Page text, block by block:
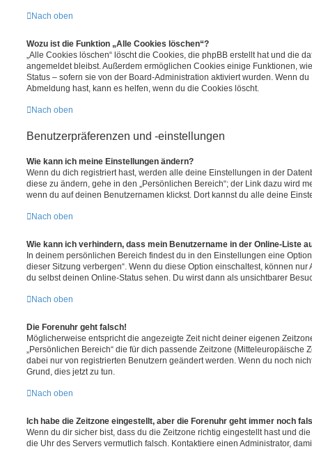
Nach oben
Wozu ist die Funktion „Alle Cookies löschen“?
„Alle Cookies löschen“ löscht die Cookies, die phpBB erstellt hat und die
angemeldet bleibst. Außerdem ermöglichen Cookies einige Funktionen,
Status – sofern sie von der Board-Administration aktiviert wurden. Wenn
Abmeldung hast, kann es helfen, wenn du die Cookies löscht.
Nach oben
Benutzerpräferenzen und -einstellungen
Wie kann ich meine Einstellungen ändern?
Wenn du dich registriert hast, werden alle deine Einstellungen in der
diese zu ändern, gehe in den „Persönlichen Bereich“; der Link dazu wird
wenn du auf deinen Benutzernamen klickst. Dort kannst du alle deine
Nach oben
Wie kann ich verhindern, dass mein Benutzername in der Online-Liste
In deinem persönlichen Bereich findest du in den Einstellungen eine
dieser Sitzung verbergen“. Wenn du diese Option einschaltest, können
du selbst deinen Online-Status sehen. Du wirst dann als unsichtbarer
Nach oben
Die Forenuhr geht falsch!
Möglicherweise entspricht die angezeigte Zeit nicht deiner eigenen
„Persönlichen Bereich“ die für dich passende Zeitzone (Mitteleuropäische
dabei nur von registrierten Benutzern geändert werden. Wenn du noch
Grund, dies jetzt zu tun.
Nach oben
Ich habe die Zeitzone eingestellt, aber die Forenuhr geht immer noch
Wenn du dir sicher bist, dass du die Zeitzone richtig eingestellt hast und
die Uhr des Servers vermutlich falsch. Kontaktiere einen Administrator,